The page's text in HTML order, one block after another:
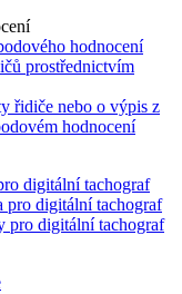
hodnocení
prostřednictvím
řidiče nebo o výpis z
hodnocení
digitální tachograf
pro digitální tachograf
pro digitální tachograf